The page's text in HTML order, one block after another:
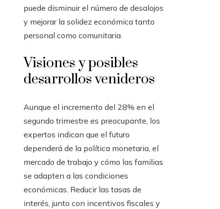
puede disminuir el número de desalojos
y mejorar la solidez económica tanto
personal como comunitaria.
Visiones y posibles
desarrollos venideros
Aunque el incremento del 28% en el
segundo trimestre es preocupante, los
expertos indican que el futuro
dependerá de la política monetaria, el
mercado de trabajo y cómo las familias
se adapten a las condiciones
económicas. Reducir las tasas de
interés, junto con incentivos fiscales y